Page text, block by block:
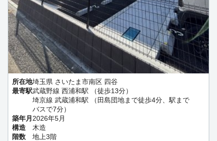
所在地埼玉県 さいたま市南区 四谷
最寄駅武蔵野線 西浦和駅 （徒歩13分）
埼京線 武蔵浦和駅 （田島団地まで徒歩4分、駅まで
バスで7分）
築年月 2026年5月
構造
木造
階数
地上3階